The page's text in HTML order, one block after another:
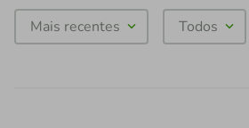
Mais recentes Todos